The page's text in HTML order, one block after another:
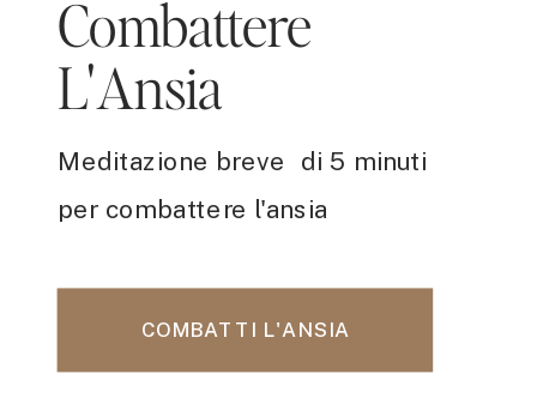
Meditazione breve di 5 minuti
per combattere l'ansia
Combattere
L'Ansia
COMBATTI L'ANSIA